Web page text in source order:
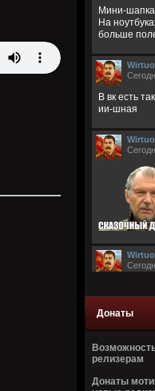
Мини-
На
больше
В вк есть
ии-шная
Донаты
релизерам
Донаты